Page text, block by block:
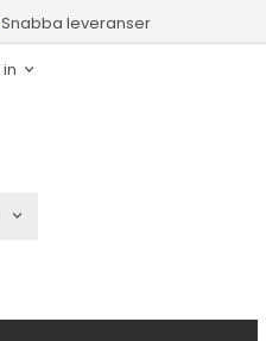
Snabba leveranser